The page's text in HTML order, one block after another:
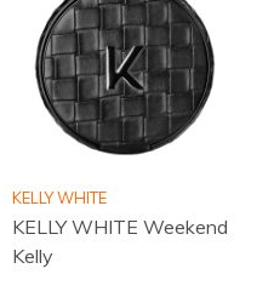
KELLY WHITE
KELLY WHITE Weekend
Kelly